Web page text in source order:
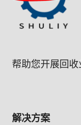
帮助您开展回收
解决方案